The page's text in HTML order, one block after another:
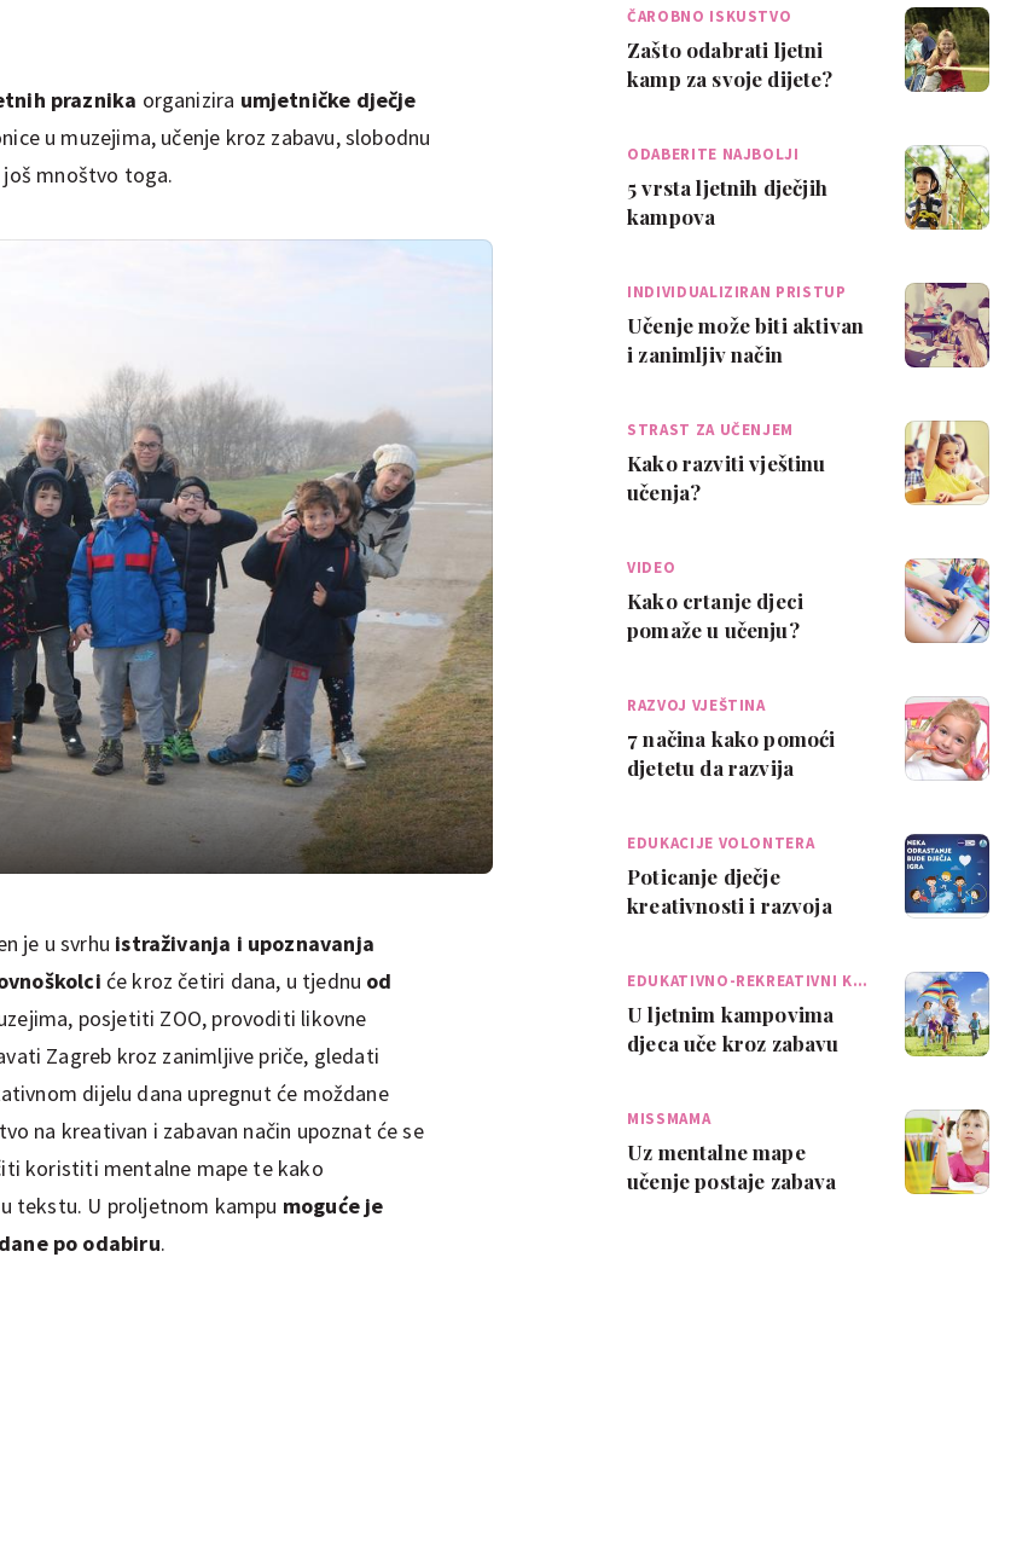
praznika organizira umjetničke dječje
u muzejima, učenje kroz zabavu, slobodnu
još mnoštvo toga.
je u svrhu istraživanja i upoznavanja
će kroz četiri dana, u tjednu od
posjetiti ZOO, provoditi likovne
Zagreb kroz zanimljive priče, gledati
dijelu dana upregnut će moždane
na kreativan i zabavan način upoznat će se
koristiti mentalne mape te kako
tekstu. U proljetnom kampu moguće je
po odabiru.
ČAROBNO ISKUSTVO
Zašto odabrati ljetni
kamp za svoje dijete?
ODABERITE NAJBOLJI
5 vrsta ljetnih dječjih
kampova
INDIVIDUALIZIRAN PRISTUP
Učenje može biti aktivan
i zanimljiv način
STRAST ZA UČENJEM
Kako razviti vještinu
učenja?
VIDEO
Kako crtanje djeci
pomaže u učenju?
RAZVOJ VJEŠTINA
7 načina kako pomoći
djetetu da razvija
EDUKACIJE VOLONTERA
Poticanje dječje
kreativnosti i razvoja
EDUKATIVNO-REKREATIVNI K…
U ljetnim kampovima
djeca uče kroz zabavu
MISSMAMA
Uz mentalne mape
učenje postaje zabava